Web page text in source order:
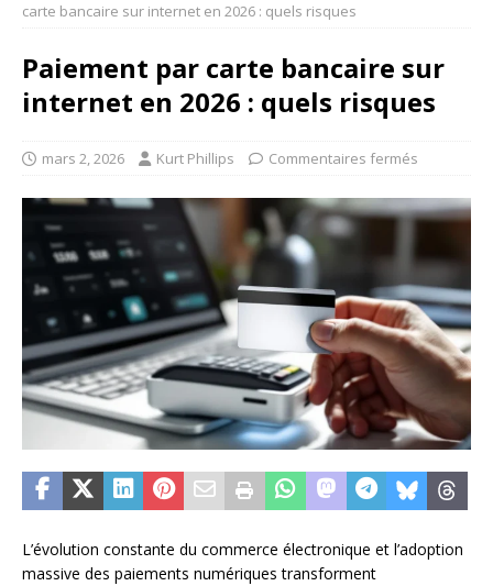
carte bancaire sur internet en 2026 : quels risques
Paiement par carte bancaire sur
internet en 2026 : quels risques
mars 2, 2026 Kurt Phillips Commentaires fermés
L’évolution constante du commerce électronique et l’adoption
massive des paiements numériques transforment